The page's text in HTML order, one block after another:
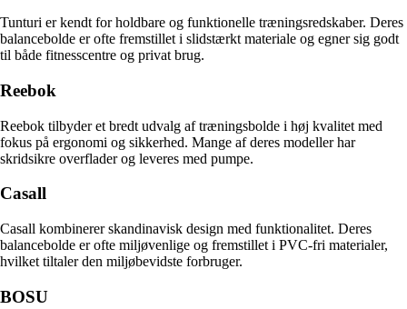
Tunturi er kendt for holdbare og funktionelle træningsredskaber. Deres
balancebolde er ofte fremstillet i slidstærkt materiale og egner sig godt
til både fitnesscentre og privat brug.
Reebok
Reebok tilbyder et bredt udvalg af træningsbolde i høj kvalitet med
fokus på ergonomi og sikkerhed. Mange af deres modeller har
skridsikre overflader og leveres med pumpe.
Casall
Casall kombinerer skandinavisk design med funktionalitet. Deres
balancebolde er ofte miljøvenlige og fremstillet i PVC-fri materialer,
hvilket tiltaler den miljøbevidste forbruger.
BOSU